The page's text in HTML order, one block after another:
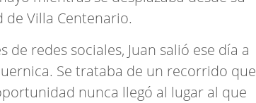
Villa Centenario.
redes sociales, Juan salió ese día a
Se trataba de un recorrido que
nunca llegó al lugar al que